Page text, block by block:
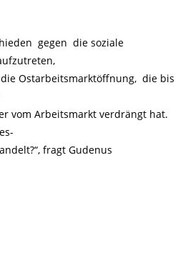
gegen die soziale
Ostarbeitsmarktöffnung, die bis
vom Arbeitsmarkt verdrängt hat.
fragt Gudenus